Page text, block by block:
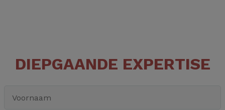
DIEPGAANDE EXPERTISE